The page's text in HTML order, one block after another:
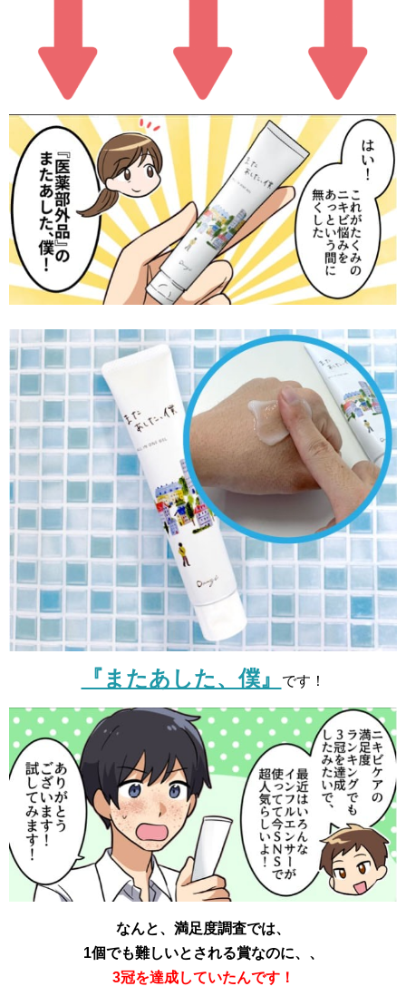
『またあした、僕』 です！
なんと、満足度調査では、
1個でも難しいとされる賞なのに、、
3冠を達成していたんです！